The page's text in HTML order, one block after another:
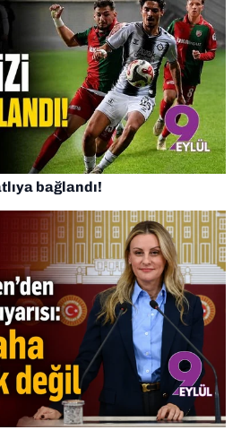
bağlandı!